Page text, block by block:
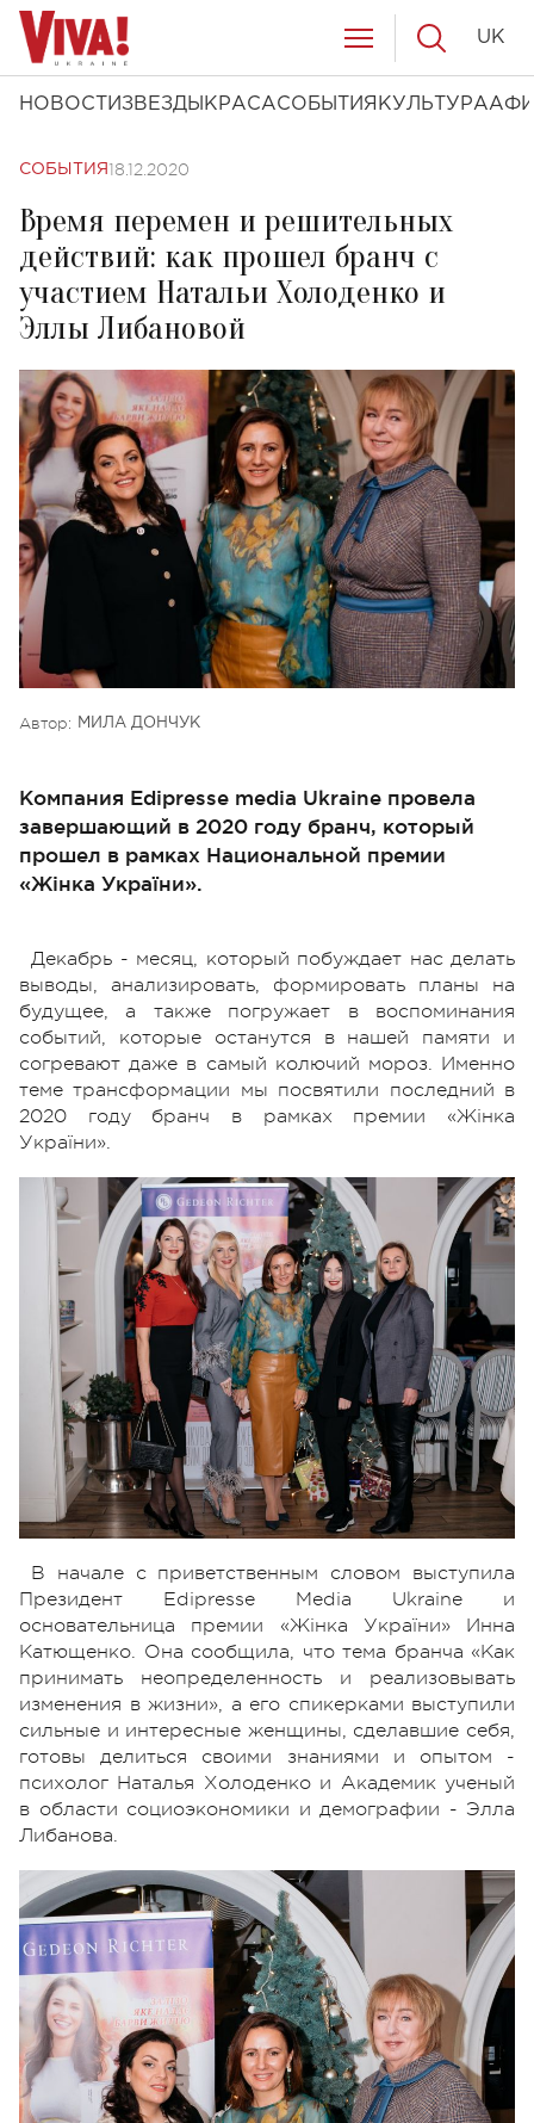
НОВОСТИ ЗВЕЗДЫ КРАСАСОБЫТИЯ КУЛЬТУРА
UK
СОБЫТИЯ 18.12.2020
Время перемен и решительных
действий: как прошел бранч с
участием Натальи Холоденко и
Эллы Либановой
Автор: МИЛА ДОНЧУК
Компания Edipresse media Ukraine провела
завершающий в 2020 году бранч, который
прошел в рамках Национальной премии
«Жінка України».
Декабрь - месяц, который побуждает нас делать
выводы, анализировать, формировать планы на
будущее, а также погружает в воспоминания
событий, которые останутся в нашей памяти и
согревают даже в самый колючий мороз. Именно
теме трансформации мы посвятили последний в
2020 году бранч в рамках премии «Жінка
України».
В начале с приветственным словом выступила
Президент Edipresse Media Ukraine и
основательница премии «Жінка України» Инна
Катющенко. Она сообщила, что тема бранча «Как
принимать неопределенность и реализовывать
изменения в жизни», а его спикерками выступили
сильные и интересные женщины, сделавшие себя,
готовы делиться своими знаниями и опытом -
психолог Наталья Холоденко и Академик ученый
в области социоэкономики и демографии - Элла
Либанова.